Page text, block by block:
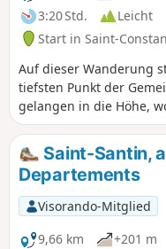
3:20 Std.
Leicht
Start in Saint-
Auf dieser Wanderung
tiefsten Punkt der
gelangen in die Höhe,
freien Blick auf die
südlichen Cantal
Saint-Santin,
Departements
Visorando-Mitglied
9,66 km
+201 m